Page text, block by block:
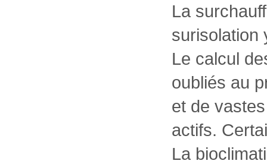
La
surisolation
Le calcul
oubliés au
et de
actifs.
La